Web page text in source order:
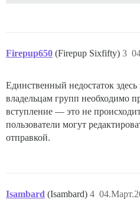
Firepup650 (Firepup Sixfifty) 3
Единственный недостаток здесь
владельцам групп необходимо
вступление — это не
пользователи могут
отправкой.
Isambard (Isambard) 4